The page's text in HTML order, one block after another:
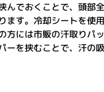
んでおくことで、頭部
ます。冷却シートを使
方には市販の汗取りパ
を挟むことで、汗の